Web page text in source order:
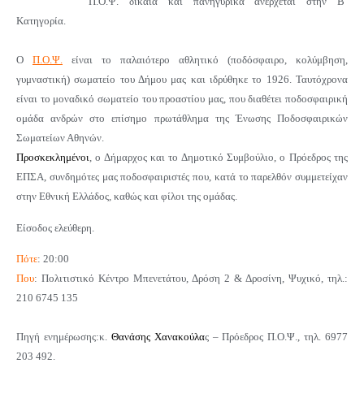
Κατηγορία.
Ο Π.Ο.Ψ. είναι το παλαιότερο αθλητικό (ποδόσφαιρο, κολύμβηση,
γυμναστική) σωματείο του Δήμου μας καιιδρύθηκε το 1926.Ταυτόχρονα
είναι το μοναδικό σωματείο του προαστίου μας, που διαθέτει ποδοσφαιρική
ομάδα ανδρών στο επίσημο πρωτάθλημα της Ένωσης Ποδοσφαιρικών
Σωματείων Αθηνών.
Προσκεκλημένοι, ο Δήμαρχος και το Δημοτικό Συμβούλιο, ο Πρόεδρος της
ΕΠΣΑ, συνδημότες μας ποδοσφαιριστές που, κατά το παρελθόν συμμετείχαν
στην Εθνική Ελλάδος, καθώς και φίλοι της ομάδας.
Είσοδος ελεύθερη.
Πότε: 20:00
Που: Πολιτιστικό Κέντρο Μπενετάτου, Δρόση 2 & Δροσίνη, Ψυχικό, τηλ.:
210 6745 135
Πηγή ενημέρωσης:κ. Θανάσης Χανακούλας – Πρόεδρος Π.Ο.Ψ., τηλ. 6977
203 492.